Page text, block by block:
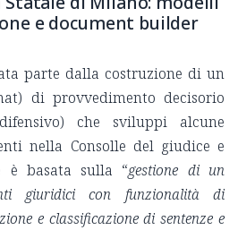
e document builder
parte dalla costruzione di un
di provvedimento decisorio
che sviluppi alcune
nella Consolle del giudice e
è basata sulla “gestione di un
giuridici con funzionalità di
e classificazione di sentenze e